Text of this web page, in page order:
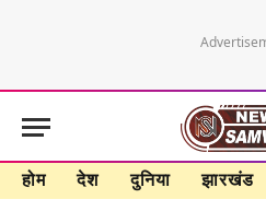
होम देश दुनिया झारखंड